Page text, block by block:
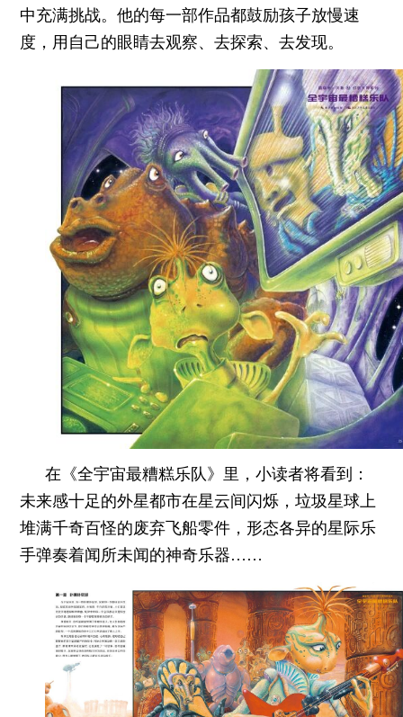
中充满挑战。他的每一部作品都鼓励孩子放慢速
度，用自己的眼睛去观察、去探索、去发现。
在《全宇宙最糟糕乐队》里，小读者将看到：
未来感十足的外星都市在星云间闪烁，垃圾星球上
堆满千奇百怪的废弃飞船零件，形态各异的星际乐
手弹奏着闻所未闻的神奇乐器……